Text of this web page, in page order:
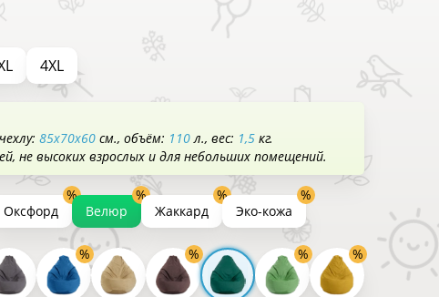
4XL
85x70x60 см. объём: 110л. вес: 1,5 кг.
не высоких взрослых и для небольших помещений.
Оксфорд Велюр Жаккард Эко-кожа